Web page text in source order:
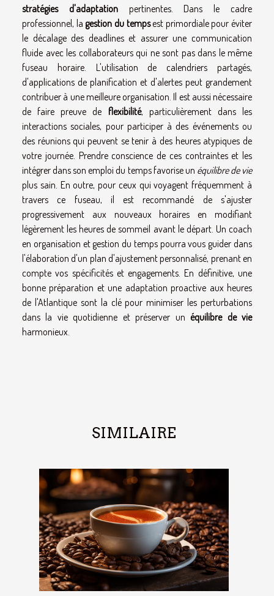
stratégies d'adaptationpertinentes. Dans le cadre
professionnel, lagestion du tempsest primordiale pour éviter
le décalage des deadlines et assurer une communication
fluide avec les collaborateurs qui ne sont pas dans le même
fuseau horaire. L'utilisation de calendriers partagés,
d'applications de planification et d'alertes peut grandement
contribuer à une meilleure organisation. Il est aussi nécessaire
de faire preuve de flexibilité, particulièrement dans les
interactions sociales, pour participer à des événements ou
des réunions qui peuvent se tenir à des heures atypiques de
votre journée. Prendre conscience de ces contraintes et les
intégrer dans son emploi du temps favorise un équilibre de vie
plus sain. En outre, pour ceux qui voyagent fréquemment à
travers ce fuseau, il est recommandé de s'ajuster
progressivement aux nouveaux horaires en modifiant
légèrement les heures de sommeil avant le départ. Un coach
en organisation et gestion du temps pourra vous guider dans
l'élaboration d'un plan d'ajustement personnalisé, prenant en
compte vos spécificités et engagements. En définitive, une
bonne préparation et une adaptation proactive aux heures
de l'Atlantique sont la clé pour minimiser les perturbations
dans la vie quotidienne et préserver unéquilibre de vie
harmonieux.
SIMILAIRE